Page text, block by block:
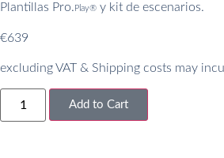
Plantillas Pro.Play® y kit de escenarios.
€639
excluding VAT & Shipping costs may
Add to Cart